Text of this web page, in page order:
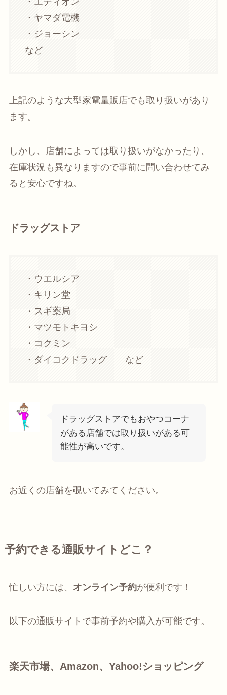
・ヤマダ電機
・ジョーシン
など
上記のような大型家電量販店でも取り扱いがあり
ます。
しかし、店舗によっては取り扱いがなかったり、
在庫状況も異なりますので事前に問い合わせてみ
ると安心ですね。
ドラッグストア
・ウエルシア
・キリン堂
・スギ薬局
・マツモトキヨシ
・コクミン
・ダイコクドラッグ など
ドラッグストアでもおやつコーナ
がある店舗では取り扱いがある可
能性が高いです。
お近くの店舗を覗いてみてください。
予約できる通販サイトどこ？
忙しい方には、 オンライン予約が便利です！
以下の通販サイトで事前予約や購入が可能です。
楽天市場、Amazon、Yahoo!ショッピング